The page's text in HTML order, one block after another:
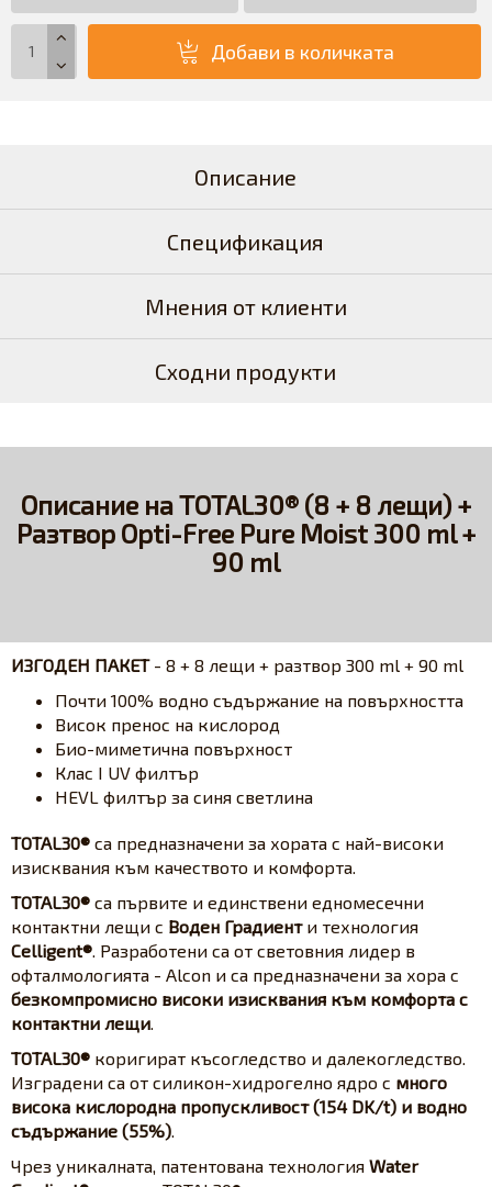
Добави в количката
Описание
Спецификация
Мнения от клиенти
Сходни продукти
Описание на TOTAL30® (8 + 8 лещи) +
Разтвор Opti-Free Pure Moist 300 ml +
90 ml
ИЗГОДЕН ПАКЕТ- 8 + 8 лещи + разтвор 300 ml + 90 ml
Почти 100% водно съдържание на повърхността
Висок пренос на кислород
Био-миметична повърхност
Клас I UV филтър
HEVL филтър за синя светлина
TOTAL30® са предназначени за хората с най-високи
изисквания към качеството и комфорта.
TOTAL30® са първите и единствени едномесечни
контактни лещи с Воден Градиенти технология
Celligent®. Разработени са от световния лидер в
офталмологията - Alcon и са предназначени за хора с
безкомпромисно високи изисквания към комфорта с
контактни лещи.
TOTAL30® коригират късогледство и далекогледство.
Изградени са от силикон-хидрогелно ядро с много
висока кислородна пропускливост (154 DK/t) и водно
съдържание (55%).
Чрез уникалната, патентована технология Water